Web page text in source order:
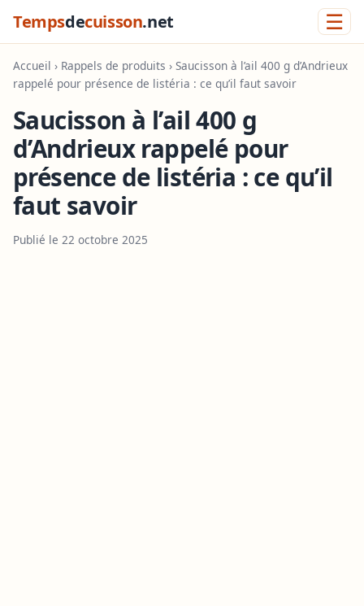
Tempsdecuisson.net ☰
Accueil › Rappels de produits › Saucisson à l’ail 400 g d’Andrieux
rappelé pour présence de listéria : ce qu’il faut savoir
Saucisson à l’ail 400 g
d’Andrieux rappelé pour
présence de listéria : ce qu’il
faut savoir
Publié le 22 octobre 2025